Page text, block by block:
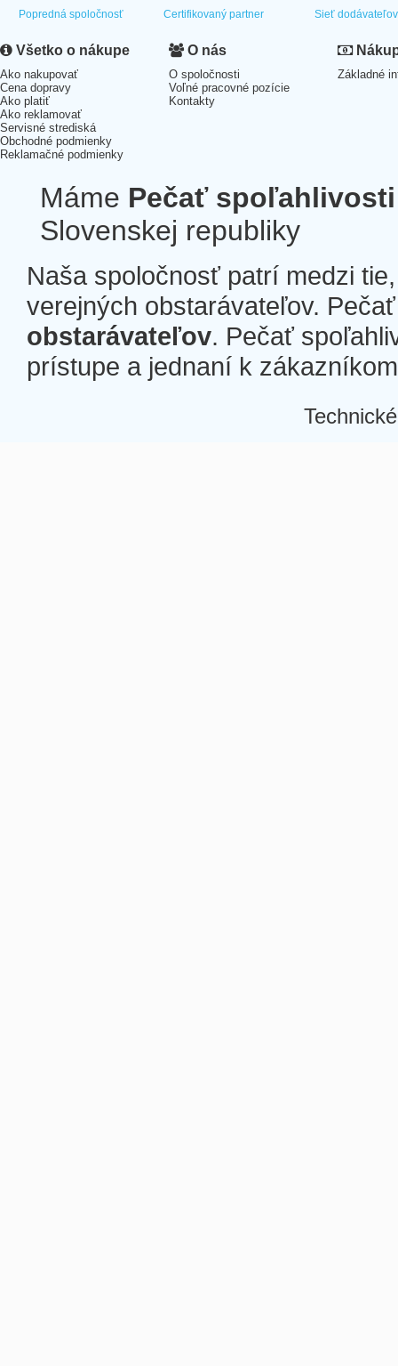
Popredná spoločnosť Certifikovaný partner Sieť dodávateľov
Všetko o nákupe
Ako nakupovať
Cena dopravy
Ako platiť
Ako reklamovať
Servisné strediská
Obchodné podmienky
Reklamačné podmienky
O nás
O spoločnosti
Voľné pracovné pozície
Kontakty
Základné
Máme Pečať spoľahlivosti
Slovenskej republiky
Naša spoločnosť patrí medzi
verejných obstarávateľov.
obstarávateľov. Pečať
prístupe a jednaní k